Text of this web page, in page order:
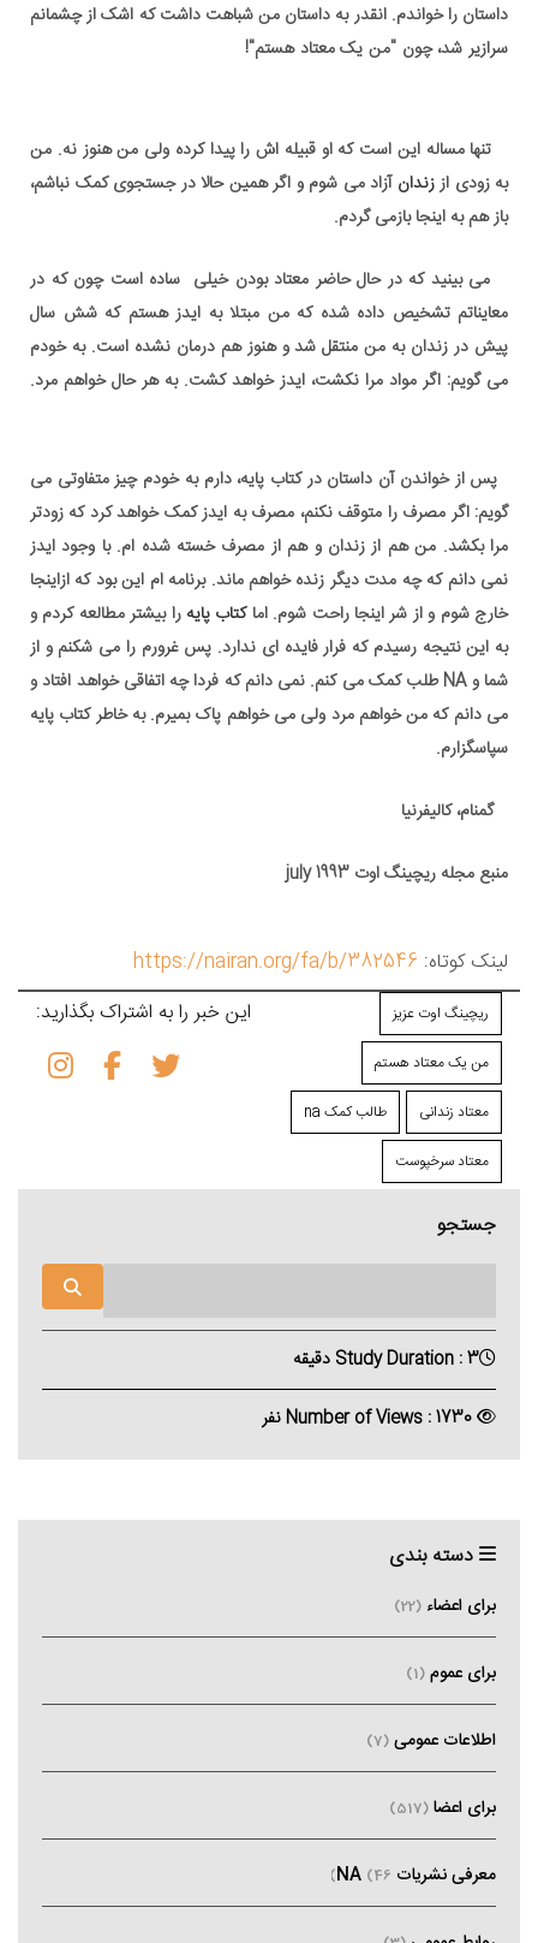
داستان را خواندم. انقدر به داستان من شباهت داشت که اشک از چشمانم
سرازیر شد، چون "من یک معتاد هستم"!
تنها مساله این است که او قبیله اش را پیدا کرده ولی من هنوز نه. من
به زودی اززندان آزاد می شوم و اگر همین حالا در جستجوی کمک نباشم،
باز هم به اینجا بازمی گردم.
می بینید که در حال حاضر معتاد بودن خیلی ساده است چون که در
معایناتم تشخیص داده شده که من مبتلا به ایدز هستم که شش سال
پیش در زندان به من منتقل شد و هنوز هم درمان نشده است. به خودم
می گویم: اگر مواد مرا نکشت، ایدز خواهد کشت. به هر حال خواهم مرد.
پس از خواندن آن داستان در کتاب پایه، دارم به خودم چیز متفاوتی می
گویم: اگر مصرف را متوقف نکنم، مصرف به ایدز کمک خواهد کرد که زودتر
مرا بکشد. من هم از زندان و هم از مصرف خسته شده ام. با وجود ایدز
نمی دانم که چه مدت دیگر زنده خواهم ماند. برنامه ام این بود که ازاینجا
خارج شوم و از شر اینجا راحت شوم. اماکتاب پایه را بیشتر مطالعه کردم و
به این نتیجه رسیدم که فرار فایده ای ندارد. پس غرورم را می شکنم و از
شما و NA طلب کمک می کنم. نمی دانم که فردا چه اتفاقی خواهد افتاد و
می دانم که من خواهم مرد ولی می خواهم پاک بمیرم. به خاطر کتاب پایه
سپاسگزارم.
گمنام، کالیفرنیا
منبع مجله ریچینگ اوت july 1993
لینک کوتاه: https://nairan.org/fa/b/382546
ریچینگ اوت عزیز
من یک معتاد هستم
معتاد زندانی طالب کمک na
معتاد سرخپوست
این خبر را به اشتراک بگذارید:
جستجو
Study Duration : 3 دقیقه
دسته بندی
برای اعضاء (22)
برای عموم (1)
اطلاعات عمومی (7)
برای اعضا (517)
معرفی نشریات NA (46)